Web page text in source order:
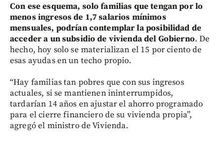
Con ese esquema, solo familias que tengan por lo
menos ingresos de 1,7 salarios mínimos
mensuales, podrían contemplar la posibilidad de
acceder a un subsidio de vivienda del Gobierno. De
hecho, hoy solo se materializan el 15 por ciento de
esas ayudas en un techo propio.
“Hay familias tan pobres que con sus ingresos
actuales, si se mantienen ininterrumpidos,
tardarían 14 años en ajustar el ahorro programado
para el cierre financiero de su vivienda propia”,
agregó el ministro de Vivienda.